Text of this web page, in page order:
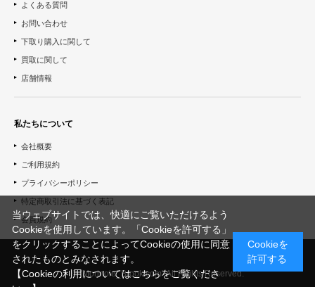
よくある質問
お問い合わせ
下取り購入に関して
買取に関して
店舗情報
私たちについて
会社概要
ご利用規約
プライバシーポリシー
特定商取引法に基づく表記
会員規約
© "Morinoie_Brook.com" All Rights Reserved.
当ウェブサイトでは、快適にご覧いただけるよう
Cookieを使用しています。「Cookieを許可する」
をクリックすることによってCookieの使用に同意
されたものとみなされます。
【Cookieの利用についてはこちらをご覧くださ
Cookieを
許可する